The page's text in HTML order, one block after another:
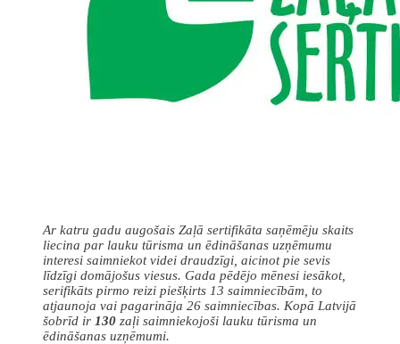
Ar katru gadu augošais Zaļā sertifikāta saņēmēju skaits
liecina par lauku tūrisma un ēdināšanas uzņēmumu
interesi saimniekot videi draudzīgi, aicinot pie sevis
līdzīgi domājošus viesus. Gada pēdējo mēnesi iesākot,
serifikāts pirmo reizi piešķirts 13 saimniecībām, to
atjaunoja vai pagarināja 26 saimniecības. Kopā Latvijā
šobrīd ir 130 zaļi saimniekojoši lauku tūrisma un
ēdināšanas uzņēmumi.